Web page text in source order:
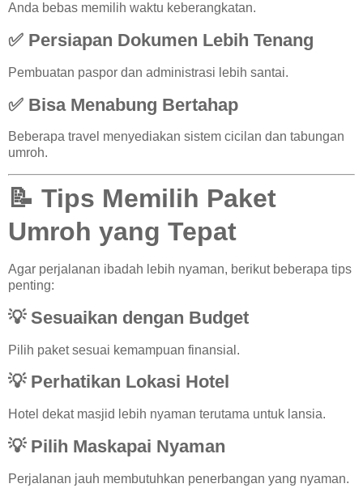
Anda bebas memilih waktu keberangkatan.
✅ Persiapan Dokumen Lebih Tenang
Pembuatan paspor dan administrasi lebih santai.
✅ Bisa Menabung Bertahap
Beberapa travel menyediakan sistem cicilan dan tabungan
umroh.
📝 Tips Memilih Paket
Umroh yang Tepat
Agar perjalanan ibadah lebih nyaman, berikut beberapa tips
penting:
💡 Sesuaikan dengan Budget
Pilih paket sesuai kemampuan finansial.
💡 Perhatikan Lokasi Hotel
Hotel dekat masjid lebih nyaman terutama untuk lansia.
💡 Pilih Maskapai Nyaman
Perjalanan jauh membutuhkan penerbangan yang nyaman.